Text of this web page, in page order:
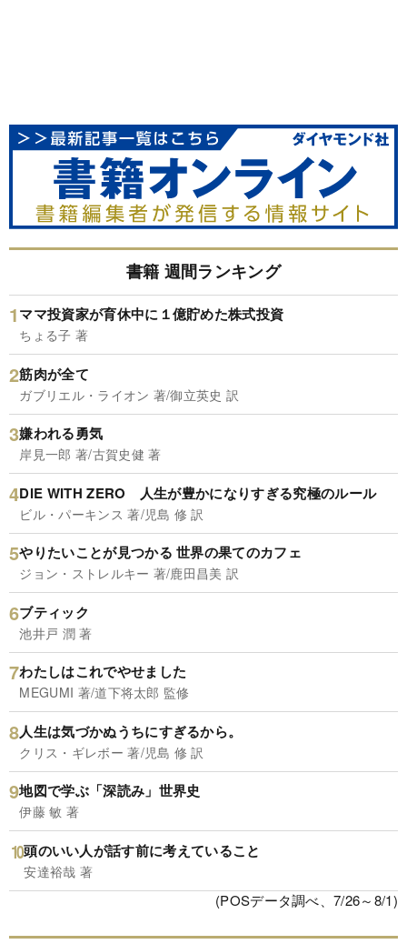
書籍 週間ランキング
ママ投資家が育休中に１億貯めた株式投資
ちょる子 著
筋肉が全て
ガブリエル・ライオン 著/御立英史 訳
嫌われる勇気
岸見一郎 著/古賀史健 著
DIE WITH ZERO 人生が豊かになりすぎる究極のルール
ビル・パーキンス 著/児島 修 訳
やりたいことが見つかる 世界の果てのカフェ
ジョン・ストレルキー 著/鹿田昌美 訳
ブティック
池井戸 潤 著
わたしはこれでやせました
MEGUMI 著/道下将太郎 監修
人生は気づかぬうちにすぎるから。
クリス・ギレボー 著/児島 修 訳
地図で学ぶ「深読み」世界史
伊藤 敏 著
頭のいい人が話す前に考えていること
安達裕哉 著
(POSデータ調べ、7/26～8/1)